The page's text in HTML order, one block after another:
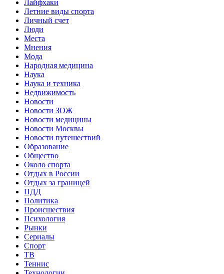
Лайфхаки
Летние виды спорта
Личный счет
Люди
Места
Мнения
Мода
Народная медицина
Наука
Наука и техника
Недвижимость
Новости
Новости ЗОЖ
Новости медицины
Новости Москвы
Новости путешествий
Образование
Общество
Около спорта
Отдых в России
Отдых за границей
ПДД
Политика
Происшествия
Психология
Рынки
Сериалы
Спорт
ТВ
Теннис